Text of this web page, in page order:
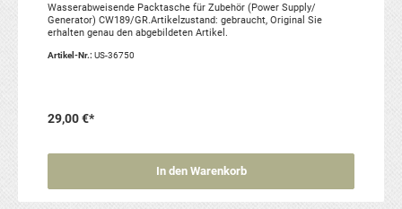
Wasserabweisende Packtasche für Zubehör (Power Supply/
Generator) CW189/GR.Artikelzustand: gebraucht, Original Sie
erhalten genau den abgebildeten Artikel.
Artikel-Nr.: US-36750
29,00 €*
In den Warenkorb